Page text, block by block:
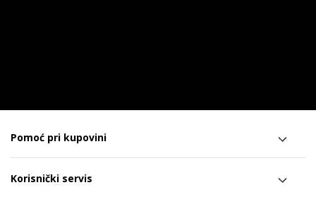
Pomoć pri kupovini
Korisnički servis